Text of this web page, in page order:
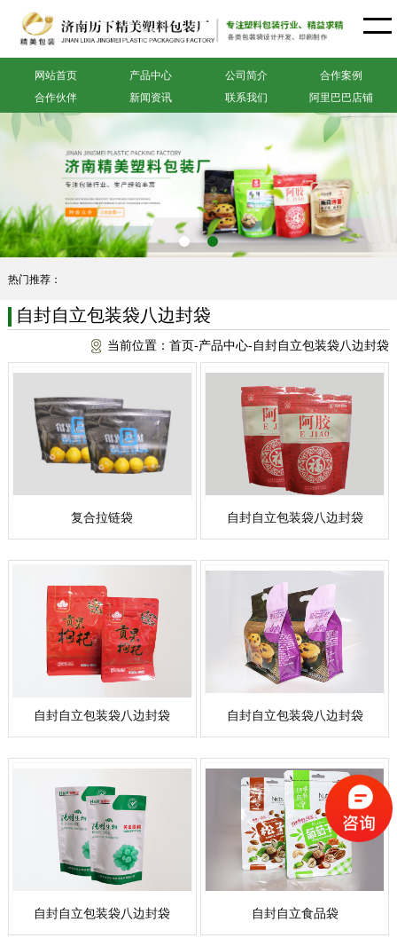
网站首页 产品中心 公司简介
合作案例
合作伙伴
新闻资讯 联系我们 阿里巴巴店铺
热门推荐：
自封自立包装袋八边封袋
当前位置：首页-产品中心-自封自立包装袋八边封袋
复合拉链袋 自封自立包装袋八边封袋
自封自立包装袋八边封袋 自封自立包装袋八边封袋
自封自立包装袋八边封袋 自封自立食品袋